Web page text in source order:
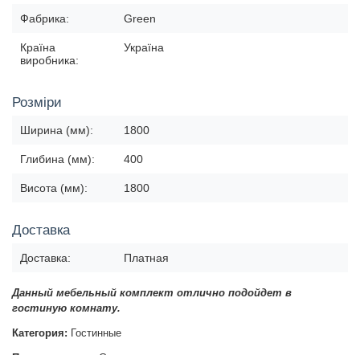
Фабрика: Green
Країна
виробника:
Україна
Розміри
Ширина (мм): 1800
Глибина (мм): 400
Висота (мм): 1800
Доставка
Доставка: Платная
Данный мебельный комплект отлично подойдет в
гостиную комнату.
Категория: Гостинные